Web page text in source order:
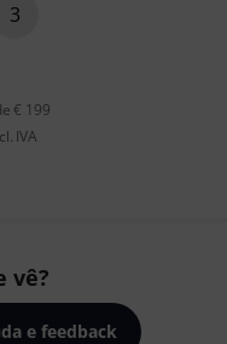
3
€ 199
IVA
vê?
e feedback